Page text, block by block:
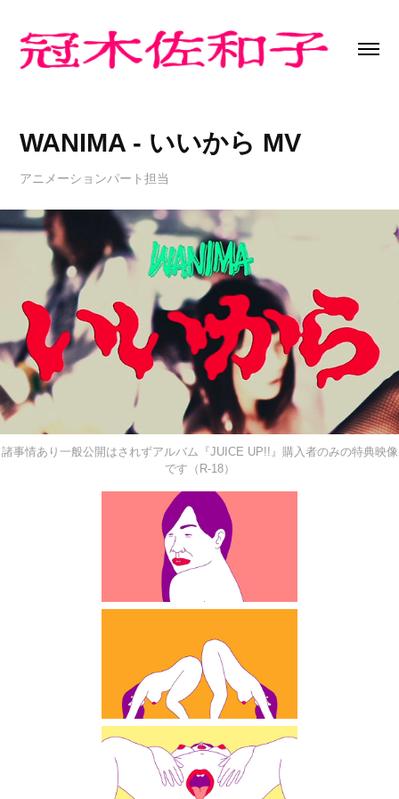
WANIMA - いいから MV
アニメーションパート担当
諸事情あり一般公開はされずアルバム『JUICE UP!!』購入者のみの特典映像
です（R-18）